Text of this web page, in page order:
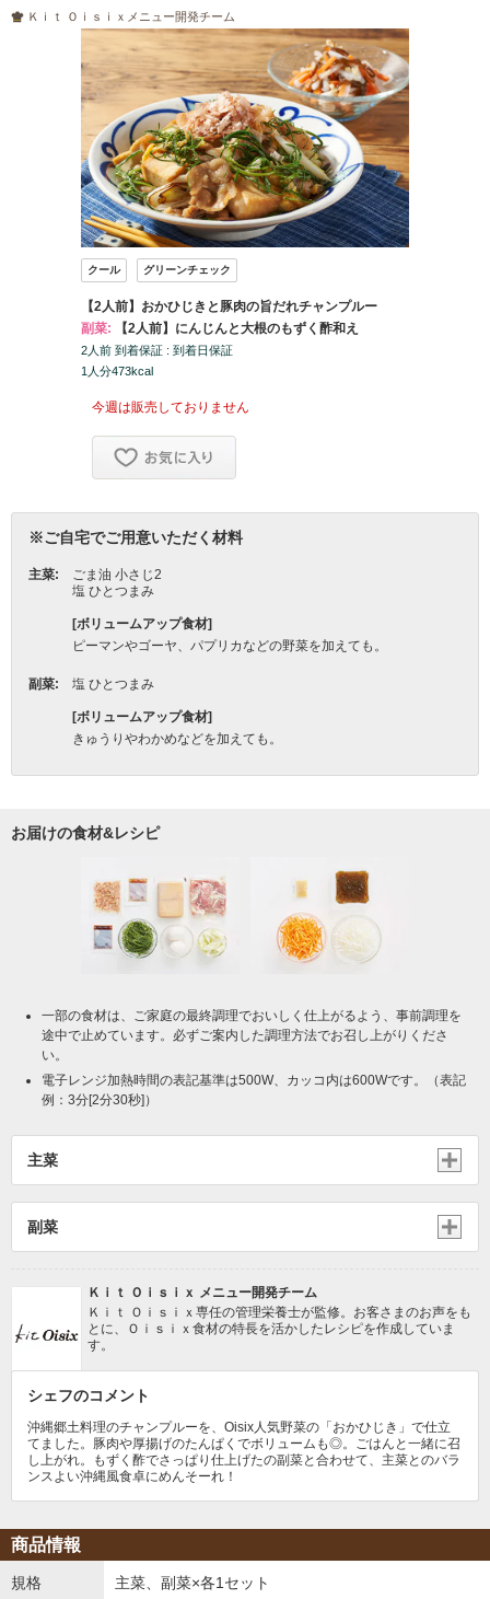
お届けの食材&レシピ
一部の食材は、ご家庭の最終調理でおいしく仕上がるよう、事前調理を
途中で止めています。必ずご案内した調理方法でお召し上がりくださ
い。
電子レンジ加熱時間の表記基準は500W、カッコ内は600Wです。（表記
例：3分[2分30秒]）
主菜
副菜
Ｋｉｔ Ｏｉｓｉｘ メニュー開発チーム
Ｋｉｔ Ｏｉｓｉｘ専任の管理栄養士が監修。お客さまのお声をも
とに、Ｏｉｓｉｘ食材の特長を活かしたレシピを作成していま
す。
シェフのコメント
沖縄郷土料理のチャンプルーを、Oisix人気野菜の「おかひじき」で仕立
てました。豚肉や厚揚げのたんぱくでボリュームも◎。ごはんと一緒に召
し上がれ。もずく酢でさっぱり仕上げたの副菜と合わせて、主菜とのバラ
ンスよい沖縄風食卓にめんそーれ！